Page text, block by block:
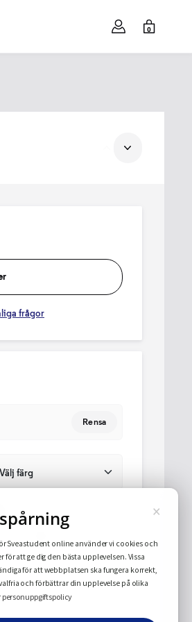
0
frågor
Rensa
Välj färg
×
Sveastudent online använder vi cookies och
för att ge dig den bästa upplevelsen. Vissa
för att webbplatsen ska fungera korrekt,
och förbättrar din upplevelse på olika
personuppgiftspolicy